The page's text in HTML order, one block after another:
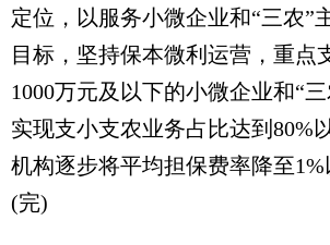
定位，以服务小微企业和“三农”
目标，坚持保本微利运营，重点
1000万元及以下的小微企业和“
实现支小支农业务占比达到80%
机构逐步将平均担保费率降至
(完)